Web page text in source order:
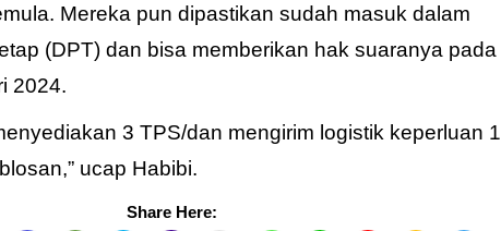
Mereka pun dipastikan sudah masuk dalam
(DPT) dan bisa memberikan hak suaranya pada
2024.
3 TPS/dan mengirim logistik keperluan 1
ucap Habibi.
Share Here: